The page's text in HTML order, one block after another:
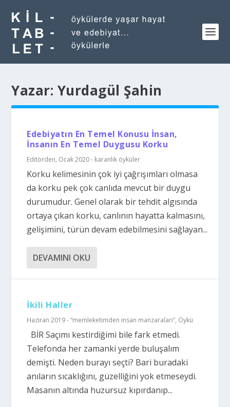
Yazar: Yurdagül Şahin
Edebiyatın En Temel Konusu İnsan,
İnsanın En Temel Duygusu Korku
Editörden, Ocak 2020 - karanlık öyküler
Korku kelimesinin çok iyi çağrışımları olmasa
da korku pek çok canlıda mevcut bir duygu
durumudur. Genel olarak bir tehdit algısında
ortaya çıkan korku, canlının hayatta kalmasını,
gelişimini, türün devam edebilmesini sağlayan...
DEVAMINI OKU
İkili Haller
Haziran 2019 - “memleketimden insan manzaraları”, Öykü
BİR Saçımı kestirdiğimi bile fark etmedi.
Telefonda her zamanki yerde buluşalım
demişti. Neden burayı seçti? Bari buradaki
anıların sıcaklığını, güzelliğini yok etmeseydi.
Masanın altında huzursuz kıpırdanıp...